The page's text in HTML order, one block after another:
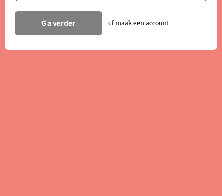
Ga verder of maak een account